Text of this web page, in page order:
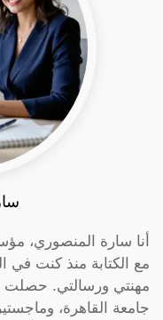
أنا سارة المنصوري،
مع الكتابة منذ كنت
مهنتي ورسالتي. حصلت
جامعة القاهرة،